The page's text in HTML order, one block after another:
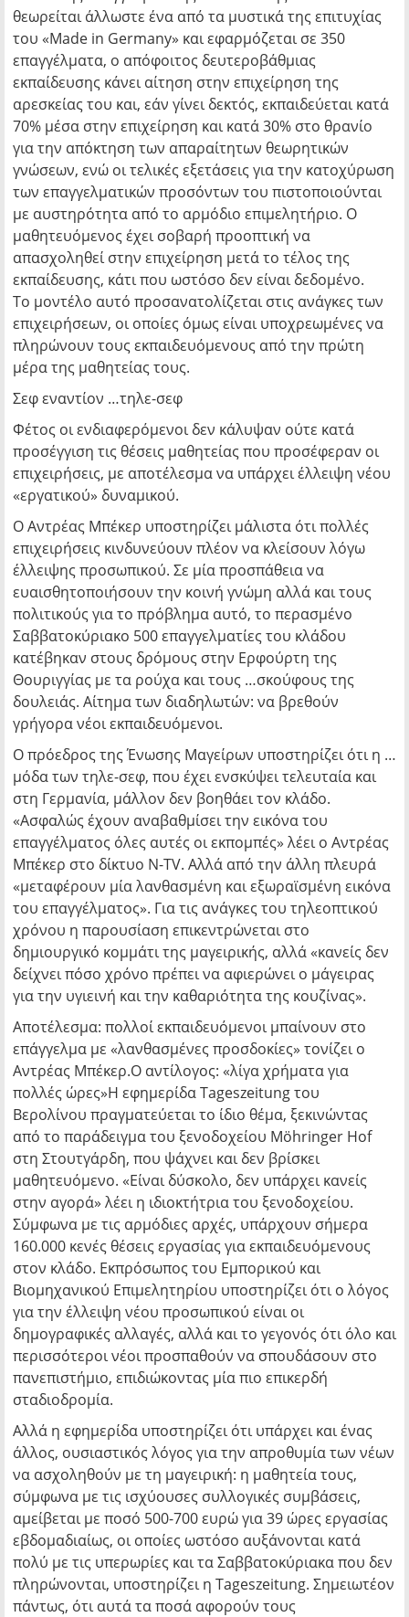
θεωρείται άλλωστε ένα από τα μυστικά της επιτυχίας
του «Made in Germany» και εφαρμόζεται σε 350
επαγγέλματα, ο απόφοιτος δευτεροβάθμιας
εκπαίδευσης κάνει αίτηση στην επιχείρηση της
αρεσκείας του και, εάν γίνει δεκτός, εκπαιδεύεται κατά
70% μέσα στην επιχείρηση και κατά 30% στο θρανίο
για την απόκτηση των απαραίτητων θεωρητικών
γνώσεων, ενώ οι τελικές εξετάσεις για την κατοχύρωση
των επαγγελματικών προσόντων του πιστοποιούνται
με αυστηρότητα από το αρμόδιο επιμελητήριο. Ο
μαθητευόμενος έχει σοβαρή προοπτική να
απασχοληθεί στην επιχείρηση μετά το τέλος της
εκπαίδευσης, κάτι που ωστόσο δεν είναι δεδομένο.
Το μοντέλο αυτό προσανατολίζεται στις ανάγκες των
επιχειρήσεων, οι οποίες όμως είναι υποχρεωμένες να
πληρώνουν τους εκπαιδευόμενους από την πρώτη
μέρα της μαθητείας τους.
Σεφ εναντίον …τηλε-σεφ
Φέτος οι ενδιαφερόμενοι δεν κάλυψαν ούτε κατά
προσέγγιση τις θέσεις μαθητείας που προσέφεραν οι
επιχειρήσεις, με αποτέλεσμα να υπάρχει έλλειψη νέου
«εργατικού» δυναμικού.
Ο Αντρέας Μπέκερ υποστηρίζει μάλιστα ότι πολλές
επιχειρήσεις κινδυνεύουν πλέον να κλείσουν λόγω
έλλειψης προσωπικού. Σε μία προσπάθεια να
ευαισθητοποιήσουν την κοινή γνώμη αλλά και τους
πολιτικούς για το πρόβλημα αυτό, το περασμένο
Σαββατοκύριακο 500 επαγγελματίες του κλάδου
κατέβηκαν στους δρόμους στην Ερφούρτη της
Θουριγγίας με τα ρούχα και τους …σκούφους της
δουλειάς. Αίτημα των διαδηλωτών: να βρεθούν
γρήγορα νέοι εκπαιδευόμενοι.
Ο πρόεδρος της Ένωσης Μαγείρων υποστηρίζει ότι η …
μόδα των τηλε-σεφ, που έχει ενσκύψει τελευταία και
στη Γερμανία, μάλλον δεν βοηθάει τον κλάδο.
«Ασφαλώς έχουν αναβαθμίσει την εικόνα του
επαγγέλματος όλες αυτές οι εκπομπές» λέει ο Αντρέας
Μπέκερ στο δίκτυο N-TV. Αλλά από την άλλη πλευρά
«μεταφέρουν μία λανθασμένη και εξωραϊσμένη εικόνα
του επαγγέλματος». Για τις ανάγκες του τηλεοπτικού
χρόνου η παρουσίαση επικεντρώνεται στο
δημιουργικό κομμάτι της μαγειρικής, αλλά «κανείς δεν
δείχνει πόσο χρόνο πρέπει να αφιερώνει ο μάγειρας
για την υγιεινή και την καθαριότητα της κουζίνας».
Αποτέλεσμα: πολλοί εκπαιδευόμενοι μπαίνουν στο
επάγγελμα με «λανθασμένες προσδοκίες» τονίζει ο
Αντρέας Μπέκερ.Ο αντίλογος: «λίγα χρήματα για
πολλές ώρες»Η εφημερίδα Tageszeitung του
Βερολίνου πραγματεύεται το ίδιο θέμα, ξεκινώντας
από το παράδειγμα του ξενοδοχείου Möhringer Hof
στη Στουτγάρδη, που ψάχνει και δεν βρίσκει
μαθητευόμενο. «Είναι δύσκολο, δεν υπάρχει κανείς
στην αγορά» λέει η ιδιοκτήτρια του ξενοδοχείου.
Σύμφωνα με τις αρμόδιες αρχές, υπάρχουν σήμερα
160.000 κενές θέσεις εργασίας για εκπαιδευόμενους
στον κλάδο. Εκπρόσωπος του Εμπορικού και
Βιομηχανικού Επιμελητηρίου υποστηρίζει ότι ο λόγος
για την έλλειψη νέου προσωπικού είναι οι
δημογραφικές αλλαγές, αλλά και το γεγονός ότι όλο και
περισσότεροι νέοι προσπαθούν να σπουδάσουν στο
πανεπιστήμιο, επιδιώκοντας μία πιο επικερδή
σταδιοδρομία.
Αλλά η εφημερίδα υποστηρίζει ότι υπάρχει και ένας
άλλος, ουσιαστικός λόγος για την απροθυμία των νέων
να ασχοληθούν με τη μαγειρική: η μαθητεία τους,
σύμφωνα με τις ισχύουσες συλλογικές συμβάσεις,
αμείβεται με ποσό 500-700 ευρώ για 39 ώρες εργασίας
εβδομαδιαίως, οι οποίες ωστόσο αυξάνονται κατά
πολύ με τις υπερωρίες και τα Σαββατοκύριακα που δεν
πληρώνονται, υποστηρίζει η Tageszeitung. Σημειωτέον
πάντως, ότι αυτά τα ποσά αφορούν τους